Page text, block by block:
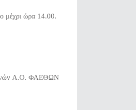
μέχρι ώρα 14.00.
Α.Ο. ΦΑΕΘΩΝ